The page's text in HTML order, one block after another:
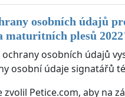
osobních údajů
maturitních plesů 2022
ochrany osobních údajů
osobní údaje signatářů
Petice.com, aby na